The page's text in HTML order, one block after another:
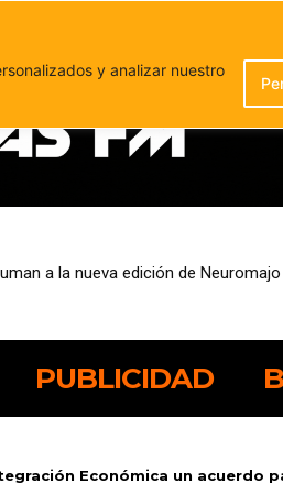
y analizar nuestro
a 44 años
PUBLICIDAD
Económica un acuerdo